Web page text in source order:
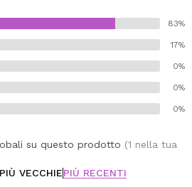
tamponati, dalle radici
minuti e risciacquare.
83%
17%
0%
0%
0%
su questo prodotto (1 nella tua
PIÙ VECCHIEPIÙ RECENTI